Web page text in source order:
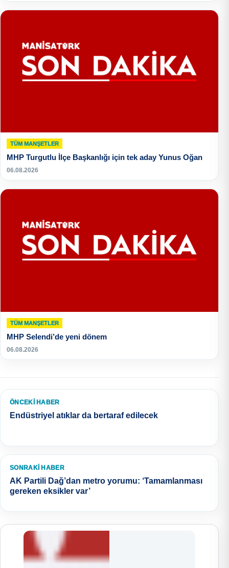
TÜM MANŞETLER
MHP Turgutlu İlçe Başkanlığı için tek aday Yunus Oğan
06.08.2026
TÜM MANŞETLER
MHP Selendi’de yeni dönem
06.08.2026
ÖNCEKI HABER
Endüstriyel atıklar da bertaraf edilecek
SONRAKI HABER
AK Partili Dağ’dan metro yorumu: ‘Tamamlanması
gereken eksikler var’